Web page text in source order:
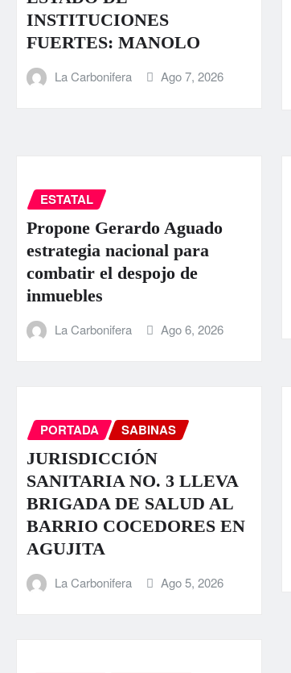
INSTITUCIONES
FUERTES: MANOLO
La Carbonifera Ago 7, 2026
ESTATAL
Propone Gerardo Aguado
estrategia nacional para
combatir el despojo de
inmuebles
La Carbonifera Ago 6, 2026
PORTADA SABINAS
JURISDICCIÓN
SANITARIA NO. 3 LLEVA
BRIGADA DE SALUD AL
BARRIO COCEDORES EN
AGUJITA
La Carbonifera Ago 5, 2026